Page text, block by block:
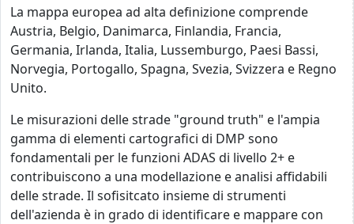
La mappa europea ad alta definizione comprende
Austria, Belgio, Danimarca, Finlandia, Francia,
Germania, Irlanda, Italia, Lussemburgo, Paesi Bassi,
Norvegia, Portogallo, Spagna, Svezia, Svizzera e Regno
Unito.
Le misurazioni delle strade "ground truth" e l'ampia
gamma di elementi cartografici di DMP sono
fondamentali per le funzioni ADAS di livello 2+ e
contribuiscono a una modellazione e analisi affidabili
delle strade. Il sofisitcato insieme di strumenti
dell'azienda è in grado di identificare e mappare con